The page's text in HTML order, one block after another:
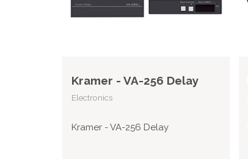
Kramer - VA-256 Delay
Electronics
Kramer - VA-256 Delay